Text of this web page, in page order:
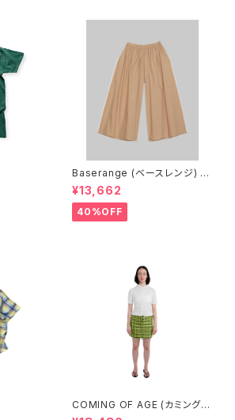
Baserange (ベースレンジ) C
ABLE PANTS (MARBLE BRO
WN)
¥13,662
40%OFF
COMING OF AGE (カミングオ
ブエイジ) DRAWSTRING MIN